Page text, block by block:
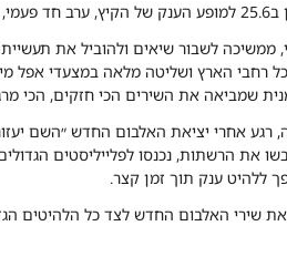
בישראל.
ממשיכה לשבור שיאים ולהוביל את
רחבי הארץ ושליטה מלאה במצעדי אפל
שמביאה את השירים הכי חזקים, הכי
רגע אחרי יציאת האלבום החדש ״השם
את הרשתות, נכנסו לפלייליסטים
ללהיט ענק תוך זמן קצר.
שירי האלבום החדש לצד כל הלהיטים